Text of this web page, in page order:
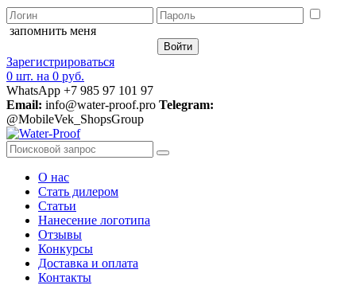
запомнить меня
Зарегистрироваться
0 шт. на 0 руб.
WhatsApp +7 985 97 101 97
Email: info@water-proof.pro Telegram:
@MobileVek_ShopsGroup
О нас
Стать дилером
Статьи
Нанесение логотипа
Отзывы
Конкурсы
Доставка и оплата
Контакты